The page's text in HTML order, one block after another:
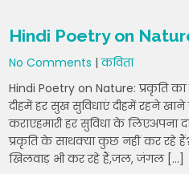
A
p
p
b
o
o
k
st t
Hindi Poetry on
No Comments |कविता
Hindi Poetry on Nature: प्रकृति
दीहमें हर सुख सुविधाएं दीहमें रहने
कराएहमारी हर सुविधा के लिएअपना
प्रकृति के साथक्या कुछ नहीं कर रहे
खिलवाड़ भी कर रहे हैं,जल, जंगल […]